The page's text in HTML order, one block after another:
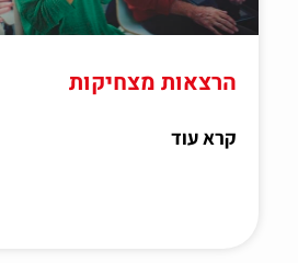
הרצאות מצחיקות
קרא עוד